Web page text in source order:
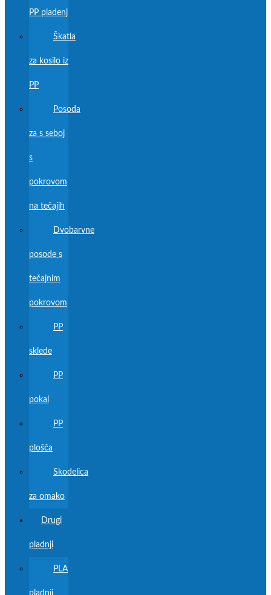
PP pladenj
Škatla
za kosilo iz
PP
Posoda
za s seboj
s
pokrovom
na tečajih
Dvobarvne
posode s
tečajnim
pokrovom
PP
sklede
PP
pokal
PP
plošča
Skodelica
za omako
Drugi
pladnji
PLA
pladnji